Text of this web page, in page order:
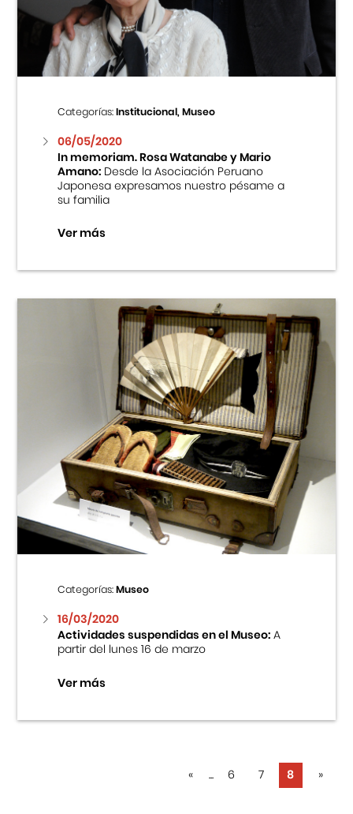
Centro Cultural Peruano Japonés
Cursos
Museo de la Inmigración Japonesa
Fondo Editorial
Teatro Peruano Japonés
Categorías:Institucional, Museo
06/05/2020
In memoriam. Rosa Watanabe y Mario
Amano:Desde la Asociación Peruano
Japonesa expresamos nuestro pésame a
su familia
Ver más
Categorías:Museo
16/03/2020
Actividades suspendidas en el Museo:A
partir del lunes 16 de marzo
Ver más
« ... 6 7 8 »